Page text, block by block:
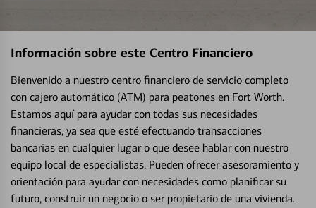
Información sobre este Centro Financiero
Bienvenido a nuestro centro financiero de servicio completo
con cajero automático (ATM) para peatones en Fort Worth.
Estamos aquí para ayudar con todas sus necesidades
financieras, ya sea que esté efectuando transacciones
bancarias en cualquier lugar o que desee hablar con nuestro
equipo local de especialistas. Pueden ofrecer asesoramiento y
orientación para ayudar con necesidades como planificar su
futuro, construir un negocio o ser propietario de una vivienda.